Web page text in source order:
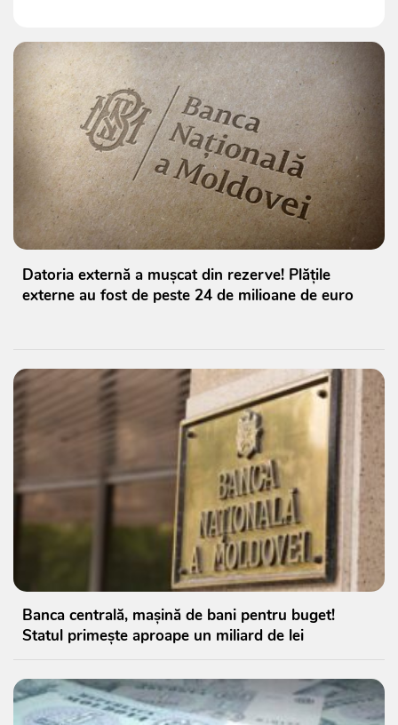
Datoria externă a mușcat din rezerve! Plățile
externe au fost de peste 24 de milioane de euro
Banca centrală, mașină de bani pentru buget!
Statul primește aproape un miliard de lei